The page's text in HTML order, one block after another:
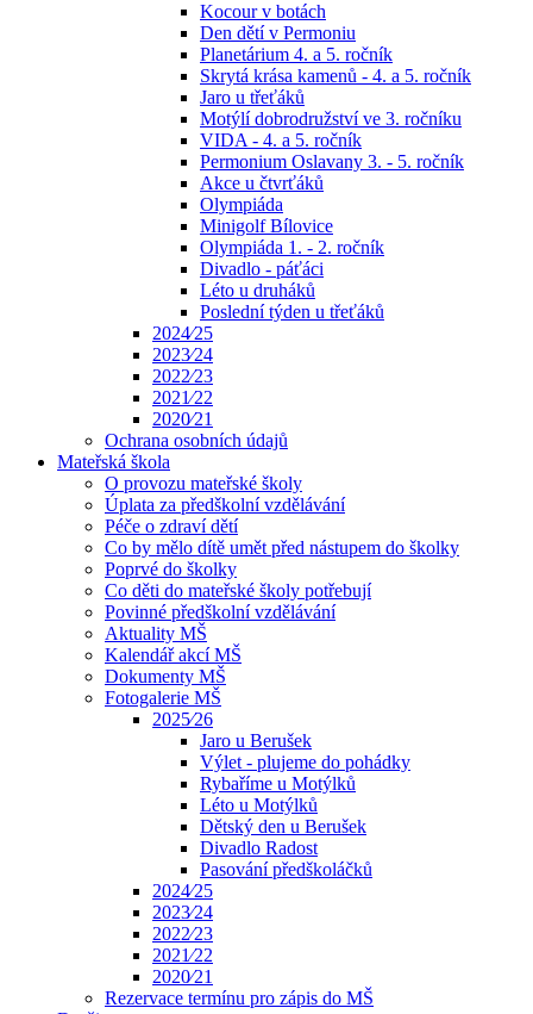
Kocour v botách
Den dětí v Permoniu
Planetárium 4. a 5. ročník
Skrytá krása kamenů - 4. a 5. ročník
Jaro u třeťáků
Motýlí dobrodružství ve 3. ročníku
VIDA - 4. a 5. ročník
Permonium Oslavany 3. - 5. ročník
Akce u čtvrťáků
Olympiáda
Minigolf Bílovice
Olympiáda 1. - 2. ročník
Divadlo - páťáci
Léto u druháků
Poslední týden u třeťáků
2024⁄25
2023⁄24
2022⁄23
2021⁄22
2020⁄21
Ochrana osobních údajů
Mateřská škola
O provozu mateřské školy
Úplata za předškolní vzdělávání
Péče o zdraví dětí
Co by mělo dítě umět před nástupem do školky
Poprvé do školky
Co děti do mateřské školy potřebují
Povinné předškolní vzdělávání
Aktuality MŠ
Kalendář akcí MŠ
Dokumenty MŠ
Fotogalerie MŠ
2025⁄26
Jaro u Berušek
Výlet - plujeme do pohádky
Rybaříme u Motýlků
Léto u Motýlků
Dětský den u Berušek
Divadlo Radost
Pasování předškoláčků
2024⁄25
2023⁄24
2022⁄23
2021⁄22
2020⁄21
Rezervace termínu pro zápis do MŠ